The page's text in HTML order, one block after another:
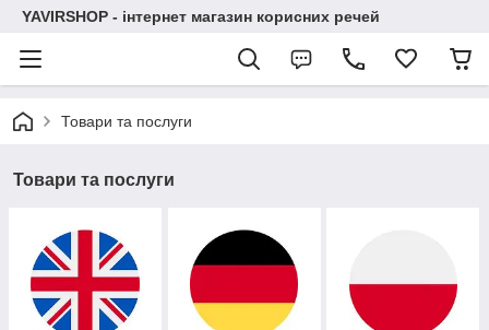
YAVIRSHOP - інтернет магазин корисних речей
Товари та послуги
Товари та послуги